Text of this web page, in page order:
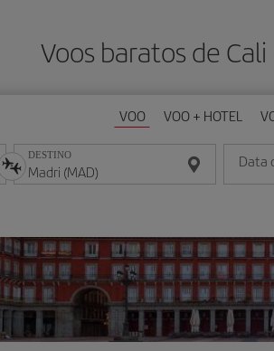
Voos baratos de
VOO VOO + HOTEL
DESTINO Data
Insira a